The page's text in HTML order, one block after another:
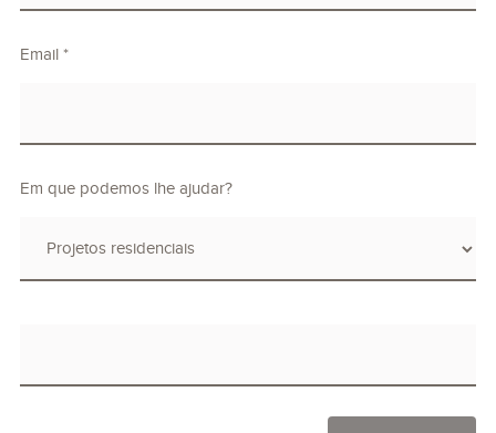
Email *
Em que podemos lhe ajudar?